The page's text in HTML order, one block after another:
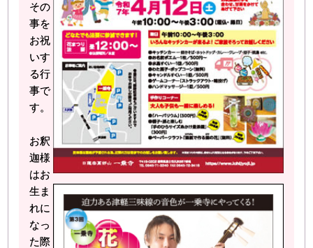
その
事を
お祝
いす
る行
事で
す。
お釈
迦様
はお
生ま
れに
なっ
た際